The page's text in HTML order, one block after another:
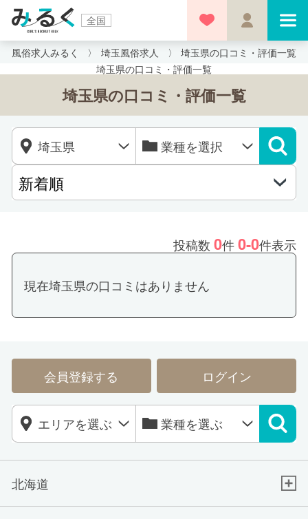
全国
風俗求人みるく 埼玉風俗求人
埼玉県の口コミ・評価一覧
埼玉県の口コミ・評価一覧
埼玉県の口コミ・評価一覧
投稿数0件0-0件表示
現在埼玉県の口コミはありません
会員登録する ログイン
北海道